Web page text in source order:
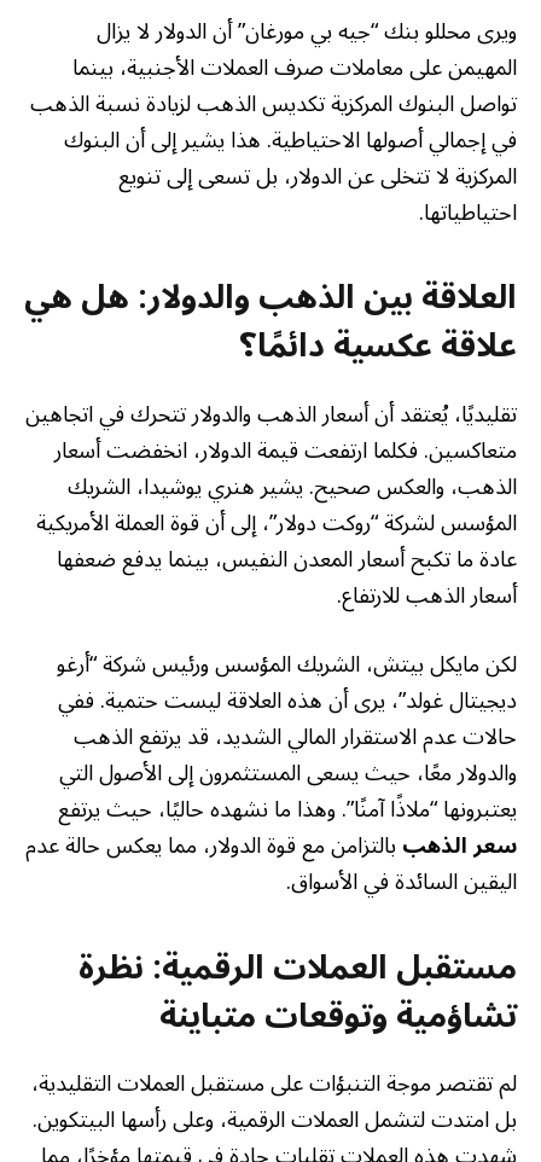
ويرى محللو بنك “جيه بي مورغان” أن الدولار لا يزال
المهيمن على معاملات صرف العملات الأجنبية، بينما
تواصل البنوك المركزية تكديس الذهب لزيادة نسبة الذهب
في إجمالي أصولها الاحتياطية. هذا يشير إلى أن البنوك
المركزية لا تتخلى عن الدولار، بل تسعى إلى تنويع
احتياطياتها.
العلاقة بين الذهب والدولار: هل هي
علاقة عكسية دائمًا؟
تقليديًا، يُعتقد أن أسعار الذهب والدولار تتحرك في اتجاهين
متعاكسين. فكلما ارتفعت قيمة الدولار، انخفضت أسعار
الذهب، والعكس صحيح. يشير هنري يوشيدا، الشريك
المؤسس لشركة “روكت دولار”، إلى أن قوة العملة الأمريكية
عادة ما تكبح أسعار المعدن النفيس، بينما يدفع ضعفها
أسعار الذهب للارتفاع.
لكن مايكل بيتش، الشريك المؤسس ورئيس شركة “أرغو
ديجيتال غولد”، يرى أن هذه العلاقة ليست حتمية. ففي
حالات عدم الاستقرار المالي الشديد، قد يرتفع الذهب
والدولار معًا، حيث يسعى المستثمرون إلى الأصول التي
يعتبرونها “ملاذًا آمنًا”. وهذا ما نشهده حاليًا، حيث يرتفع
سعر الذهببالتزامن مع قوة الدولار، مما يعكس حالة عدم
اليقين السائدة في الأسواق.
مستقبل العملات الرقمية: نظرة
تشاؤمية وتوقعات متباينة
لم تقتصر موجة التنبؤات على مستقبل العملات التقليدية،
بل امتدت لتشمل العملات الرقمية، وعلى رأسها البيتكوين.